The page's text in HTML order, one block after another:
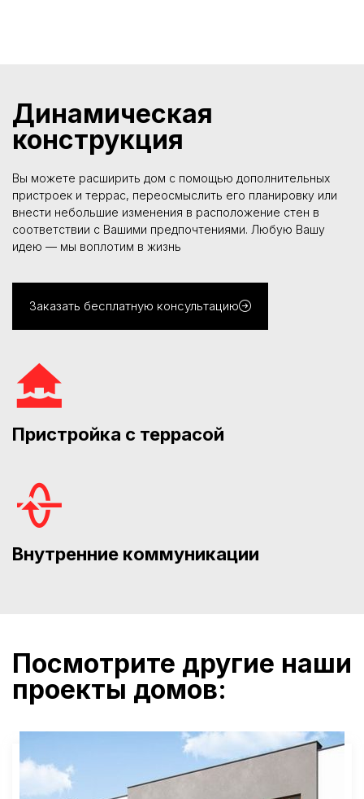
Динамическая
конструкция
Вы можете расширить дом с помощью дополнительных
пристроек и террас, переосмыслить его планировку или
внести небольшие изменения в расположение стен в
соответствии с Вашими предпочтениями. Любую Вашу
идею — мы воплотим в жизнь
Заказать бесплатную консультацию
Пристройка с террасой
Внутренние коммуникации
Посмотрите другие наши
проекты домов: